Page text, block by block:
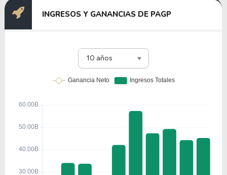
INGRESOS Y GANANCIAS DE PAGP
10 años